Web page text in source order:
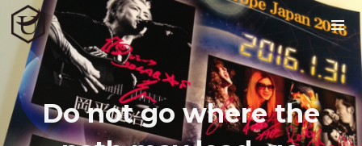
Do not go where the